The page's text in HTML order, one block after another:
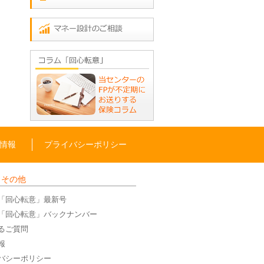
報 プライバシーポリシー
の他
回心転意」最新号
回心転意」バックナンバー
ご質問
シーポリシー